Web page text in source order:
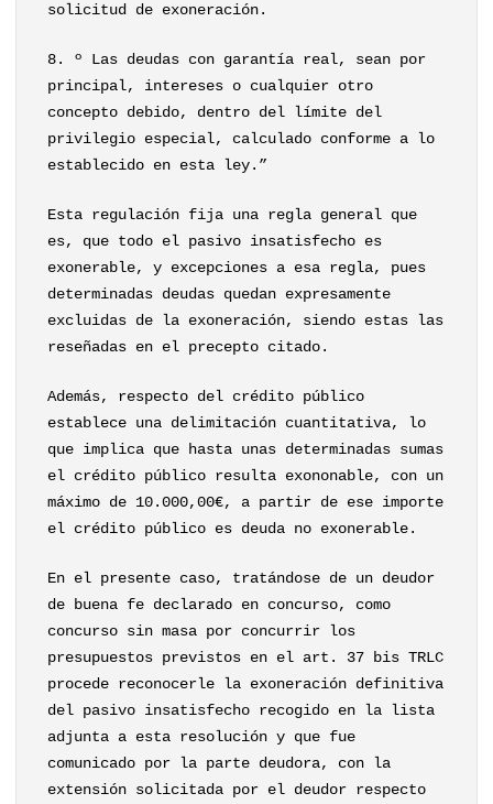
solicitud de exoneración.
8. º Las deudas con garantía real, sean por
principal, intereses o cualquier otro
concepto debido, dentro del límite del
privilegio especial, calculado conforme a lo
establecido en esta ley.”
Esta regulación fija una regla general que
es, que todo el pasivo insatisfecho es
exonerable, y excepciones a esa regla, pues
determinadas deudas quedan expresamente
excluidas de la exoneración, siendo estas las
reseñadas en el precepto citado.
Además, respecto del crédito público
establece una delimitación cuantitativa, lo
que implica que hasta unas determinadas sumas
el crédito público resulta exononable, con un
máximo de 10.000,00€, a partir de ese importe
el crédito público es deuda no exonerable.
En el presente caso, tratándose de un deudor
de buena fe declarado en concurso, como
concurso sin masa por concurrir los
presupuestos previstos en el art. 37 bis TRLC
procede reconocerle la exoneración definitiva
del pasivo insatisfecho recogido en la lista
adjunta a esta resolución y que fue
comunicado por la parte deudora, con la
extensión solicitada por el deudor respecto